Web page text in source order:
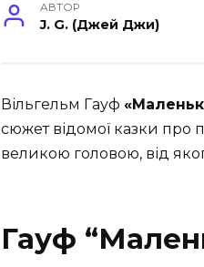
АВТОР
J. G. (Джей Джи)
Вільгельм Гауф
сюжет відомої казки про
великою головою, від
Гауф